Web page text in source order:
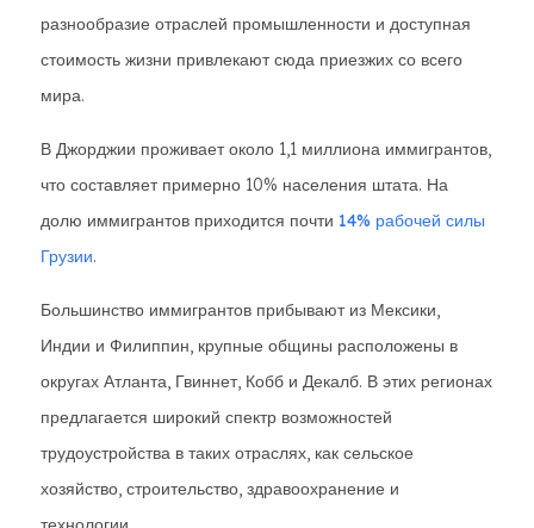
разнообразие отраслей промышленности и доступная
стоимость жизни привлекают сюда приезжих со всего
мира.
В Джорджии проживает около 1,1 миллиона иммигрантов,
что составляет примерно 10% населения штата. На
долю иммигрантов приходится почти 14% рабочей силы
Грузии.
Большинство иммигрантов прибывают из Мексики,
Индии и Филиппин, крупные общины расположены в
округах Атланта, Гвиннет, Кобб и Декалб. В этих регионах
предлагается широкий спектр возможностей
трудоустройства в таких отраслях, как сельское
хозяйство, строительство, здравоохранение и